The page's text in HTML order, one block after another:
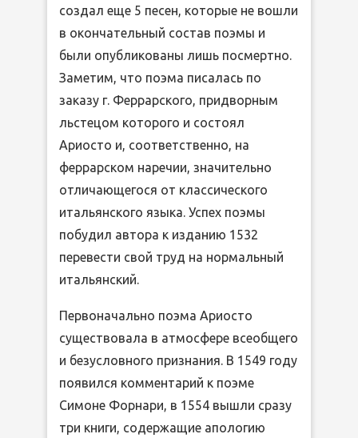
создал еще 5 песен, которые не вошли
в окончательный состав поэмы и
были опубликованы лишь посмертно.
Заметим, что поэма писалась по
заказу г. Феррарского, придворным
льстецом которого и состоял
Ариосто и, соответственно, на
феррарском наречии, значительно
отличающегося от классического
итальянского языка. Успех поэмы
побудил автора к изданию 1532
перевести свой труд на нормальный
итальянский.
Первоначально поэма Ариосто
существовала в атмосфере всеобщего
и безусловного признания. В 1549 году
появился комментарий к поэме
Симоне Форнари, в 1554 вышли сразу
три книги, содержащие апологию